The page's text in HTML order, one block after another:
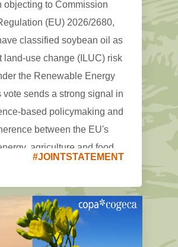
objecting to Commission
(EU) 2026/2680,
classified soybean oil as
land-use change (ILUC) risk
the Renewable Energy
vote sends a strong signal in
based policymaking and
between the EU's
agriculture and food
#JOINTSTATEMENT